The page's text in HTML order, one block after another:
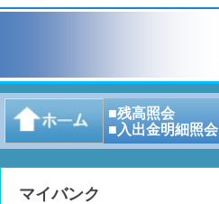
■残高照会
■入出金明細照会
マイバンク